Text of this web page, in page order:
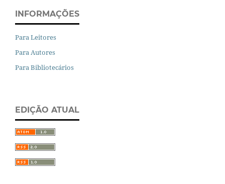
INFORMAÇÕES
Para Leitores
Para Autores
Para Bibliotecários
EDIÇÃO ATUAL